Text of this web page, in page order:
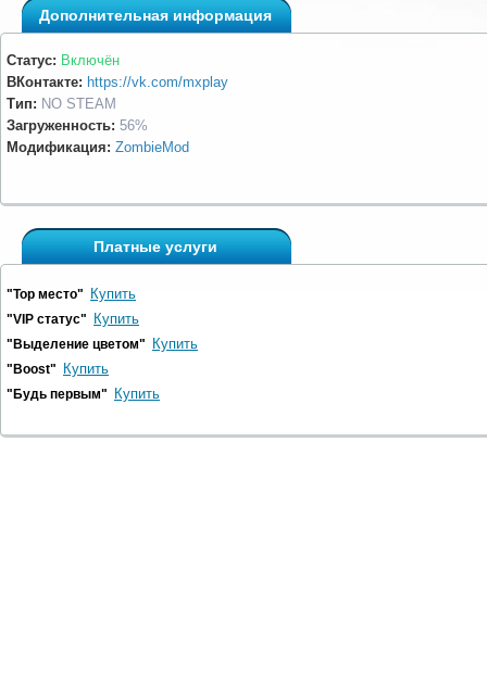
Дополнительная информация
Статус: Включён
ВКонтакте: https://vk.com/mxplay
Тип: NO STEAM
Загруженность: 56%
Модификация: ZombieMod
Платные услуги
"Top место" Купить
"VIP статус" Купить
"Выделение цветом" Купить
"Boost" Купить
"Будь первым" Купить